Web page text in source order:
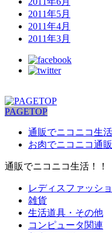
2011年5月
2011年4月
2011年3月
PAGETOP
通販でニコニコ生活
お肉でニコニコ通販
通販でニコニコ生活！！
レディスファッシ
雑貨
生活道具・その他
コンピュータ関連